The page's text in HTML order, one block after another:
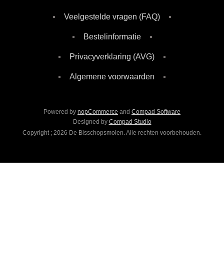
Veelgestelde vragen (FAQ)
Bestelinformatie
Privacyverklaring (AVG)
Algemene voorwaarden
Powered by nopCommerce and Compad Software
Designed by Compad Studio
Copyright ; 2026 De Bisschopsmolen. Alle rechten voorbehouden.